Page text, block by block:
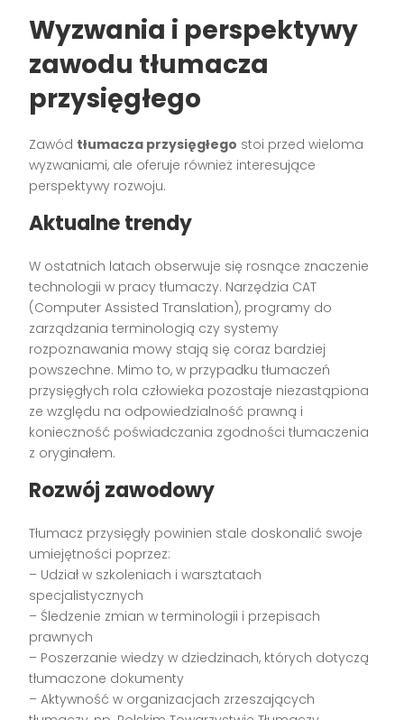
Wyzwania i perspektywy
zawodu tłumacza
przysięgłego
Zawód tłumacza przysięgłego stoi przed wieloma
wyzwaniami, ale oferuje również interesujące
perspektywy rozwoju.
Aktualne trendy
W ostatnich latach obserwuje się rosnące znaczenie
technologii w pracy tłumaczy. Narzędzia CAT
(Computer Assisted Translation), programy do
zarządzania terminologią czy systemy
rozpoznawania mowy stają się coraz bardziej
powszechne. Mimo to, w przypadku tłumaczeń
przysięgłych rola człowieka pozostaje niezastąpiona
ze względu na odpowiedzialność prawną i
konieczność poświadczania zgodności tłumaczenia
z oryginałem.
Rozwój zawodowy
Tłumacz przysięgły powinien stale doskonalić swoje
umiejętności poprzez:
– Udział w szkoleniach i warsztatach
specjalistycznych
– Śledzenie zmian w terminologii i przepisach
prawnych
– Poszerzanie wiedzy w dziedzinach, których dotyczą
tłumaczone dokumenty
– Aktywność w organizacjach zrzeszających